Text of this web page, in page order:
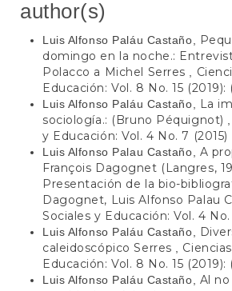
author(s)
Luis Alfonso Paláu Castaño,
domingo en la noche.:
Polacco a Michel Serres ,
Educación: Vol. 8 No. 15
Luis Alfonso Paláu Castaño, La
sociología.: (Bruno Péquignot) ,
y Educación: Vol. 4 No. 7 (2015)
Luis Alfonso Palau Castaño, A
François Dagognet (Langres,
Presentación de la bio-
Dagognet, Luis Alfonso Palau
Sociales y Educación: Vol. 4 No.
Luis Alfonso Paláu Castaño,
caleidoscópico Serres ,
Educación: Vol. 8 No. 15
Luis Alfonso Paláu Castaño, Al